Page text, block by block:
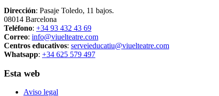
Dirección: Pasaje Toledo, 11 bajos.
08014 Barcelona
Teléfono: +34 93 432 43 69
Correo: info@viuelteatre.com
Centros educativos: serveieducatiu@viuelteatre.com
Whatsapp: +34 625 579 497
Esta web
Aviso legal